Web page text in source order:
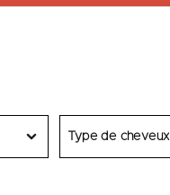
Type de cheveux